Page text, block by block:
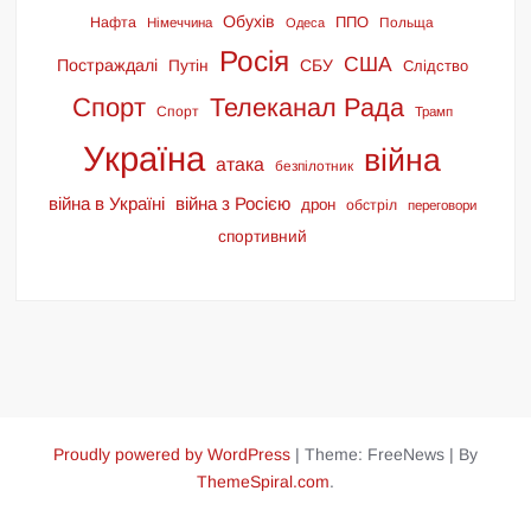
Нафта Німеччина Обухів Одеса ППО Польща
Постраждалі Путін Росія СБУ США Слідство
Спорт Спорт Телеканал Рада Трамп
Україна атака безпілотник війна
війна в Україні війна з Росією дрон обстріл переговори
спортивний
Proudly powered by WordPress | Theme: FreeNews | By
ThemeSpiral.com.